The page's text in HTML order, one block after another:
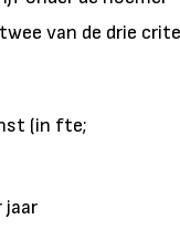
van de drie
(in fte;
jaar